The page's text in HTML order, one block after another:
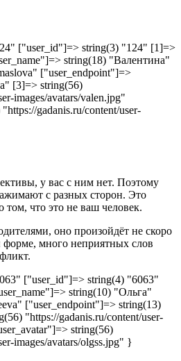
["user_id"]=> string(3) "124" [1]=>
string(18) "Валентина"
["user_endpoint"]=>
[3]=> string(56)
images/avatars/valen.jpg"
gadanis.ru/content/user-
у вас с ним нет. Поэтому
с разных сторон. Это
том, что это не ваш человек.
оно произойдёт не скоро
много неприятных слов
["user_id"]=> string(4) "6063"
string(10) "Ольга"
["user_endpoint"]=> string(13)
"https://gadanis.ru/content/user-
string(56)
images/avatars/olgss.jpg" }